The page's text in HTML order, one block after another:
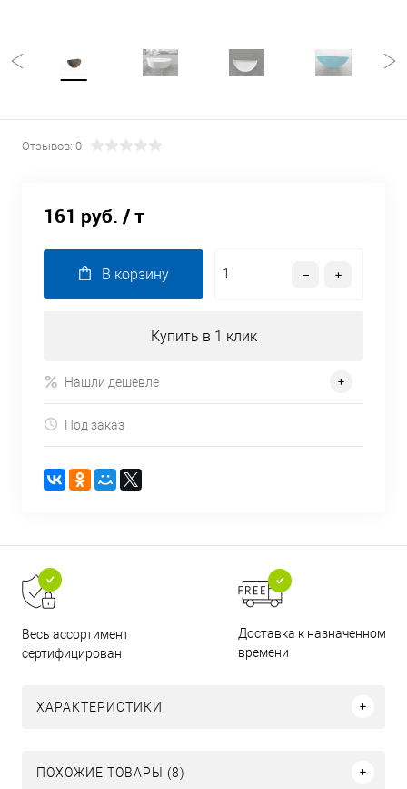
Отзывов: 0
161 руб. / т
В корзину
Купить в 1 клик
Нашли дешевле
Под заказ
Весь ассортимент
сертифицирован
Доставка к назначенному
времени
ХАРАКТЕРИСТИКИ
ПОХОЖИЕ ТОВАРЫ (8)